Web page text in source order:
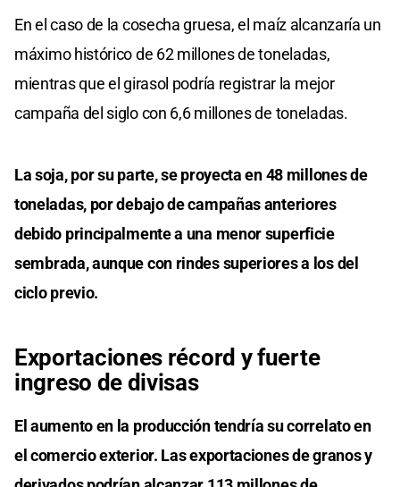
En el caso de la cosecha gruesa, el maíz alcanzaría un
máximo histórico de 62 millones de toneladas,
mientras que el girasol podría registrar la mejor
campaña del siglo con 6,6 millones de toneladas.
La soja, por su parte, se proyecta en 48 millones de
toneladas, por debajo de campañas anteriores
debido principalmente a una menor superficie
sembrada, aunque con rindes superiores a los del
ciclo previo.
Exportaciones récord y fuerte
ingreso de divisas
El aumento en la producción tendría su correlato en
el comercio exterior. Las exportaciones de granos y